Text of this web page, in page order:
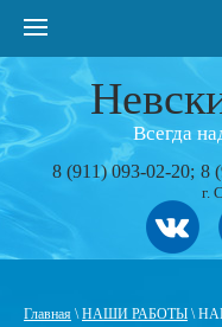
Всегда
8 (911) 093-02-20 8
г.
Главная \НАШИ РАБОТЫ \